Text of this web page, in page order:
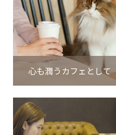
心も潤うカフェとして